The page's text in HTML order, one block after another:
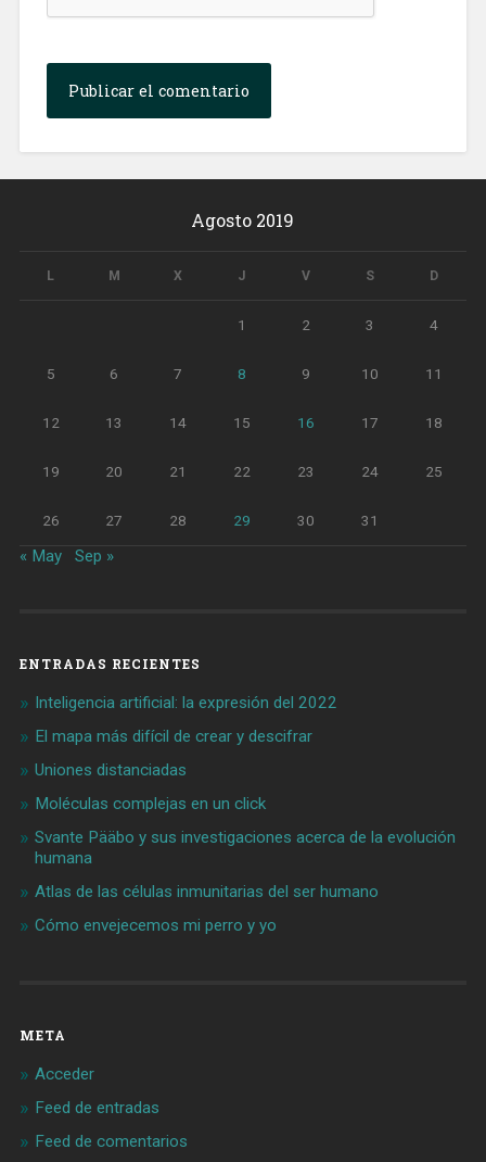
Agosto 2019
L M X J V S D
1 2 3 4
5 6 7 8 9 10 11
12 13 14 15 16 17 18
19 20 21 22 23 24 25
26 27 28 29 30 31
« May Sep »
ENTRADAS RECIENTES
Inteligencia artificial: la expresión del 2022
El mapa más difícil de crear y descifrar
Uniones distanciadas
Moléculas complejas en un click
Svante Pääbo y sus investigaciones acerca de la evolución
humana
Atlas de las células inmunitarias del ser humano
Cómo envejecemos mi perro y yo
META
Acceder
Feed de entradas
Feed de comentarios